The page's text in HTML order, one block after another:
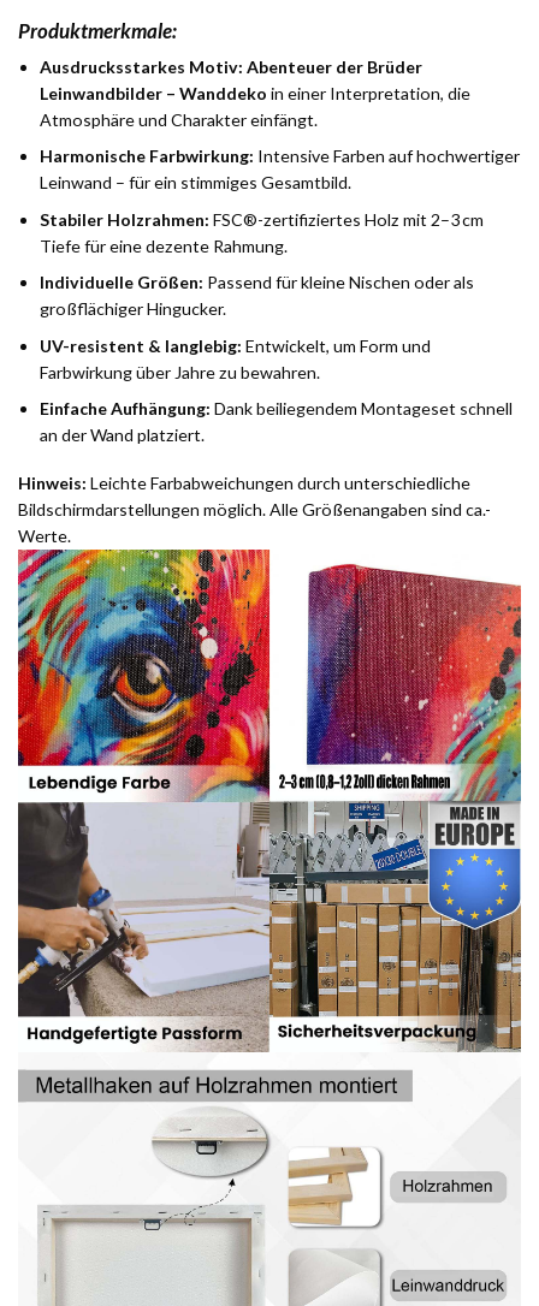
Produktmerkmale:
Ausdrucksstarkes Motiv: Abenteuer der Brüder
Leinwandbilder – Wanddeko in einer Interpretation, die
Atmosphäre und Charakter einfängt.
Harmonische Farbwirkung: Intensive Farben auf hochwertiger
Leinwand – für ein stimmiges Gesamtbild.
Stabiler Holzrahmen: FSC®-zertifiziertes Holz mit 2–3 cm
Tiefe für eine dezente Rahmung.
Individuelle Größen: Passend für kleine Nischen oder als
großflächiger Hingucker.
UV-resistent & langlebig: Entwickelt, um Form und
Farbwirkung über Jahre zu bewahren.
Einfache Aufhängung: Dank beiliegendem Montageset schnell
an der Wand platziert.
Hinweis: Leichte Farbabweichungen durch unterschiedliche
Bildschirmdarstellungen möglich. Alle Größenangaben sind ca.-
Werte.